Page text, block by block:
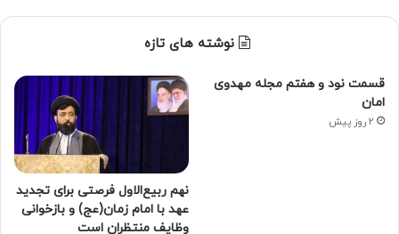
نوشته های تازه
قسمت نود و هفتم مجله مهدوی
امان
2 روز پیش
نهم ربیع‌الاول فرصتی برای تجدید
عهد با امام زمان(عج) و بازخوانی
وظایف منتظران است